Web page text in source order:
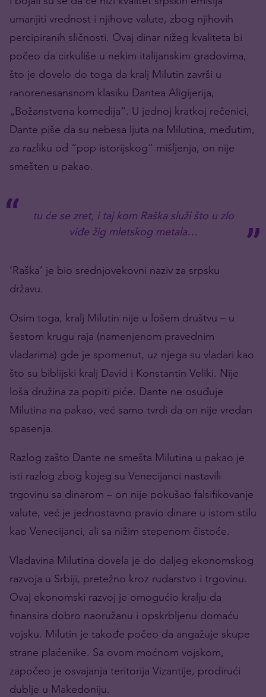
umanjiti vrednost i njihove valute, zbog njihovih
percipiranih sličnosti. Ovaj dinar nižeg kvaliteta bi
počeo da cirkuliše u nekim italijanskim gradovima,
što je dovelo do toga da kralj Milutin završi u
ranorenesansnom klasiku Dantea Aligijerija,
„Božanstvena komedija“. U jednoj kratkoj rečenici,
Dante piše da su nebesa ljuta na Milutina, međutim,
za razliku od “pop istorijskog” mišljenja, on nije
smešten u pakao.
tu će se zret, i taj kom Raška služi što u zlo
viđe žig mletskog metala…
‘Raška’ je bio srednjovekovni naziv za srpsku
državu.
Osim toga, kralj Milutin nije u lošem društvu – u
šestom krugu raja (namenjenom pravednim
vladarima) gde je spomenut, uz njega su vladari kao
što su biblijski kralj David i Konstantin Veliki. Nije
loša družina za popiti piće. Dante ne osuđuje
Milutina na pakao, već samo tvrdi da on nije vredan
spasenja.
Razlog zašto Dante ne smešta Milutina u pakao je
isti razlog zbog kojeg su Venecijanci nastavili
trgovinu sa dinarom – on nije pokušao falsifikovanje
valute, već je jednostavno pravio dinare u istom stilu
kao Venecijanci, ali sa nižim stepenom čistoće.
Vladavina Milutina dovela je do daljeg ekonomskog
razvoja u Srbiji, pretežno kroz rudarstvo i trgovinu.
Ovaj ekonomski razvoj je omogućio kralju da
finansira dobro naoružanu i opskrbljenu domaću
vojsku. Milutin je takođe počeo da angažuje skupe
strane plaćenike. Sa ovom moćnom vojskom,
započeo je osvajanja teritorija Vizantije, prodirući
dublje u Makedoniju.